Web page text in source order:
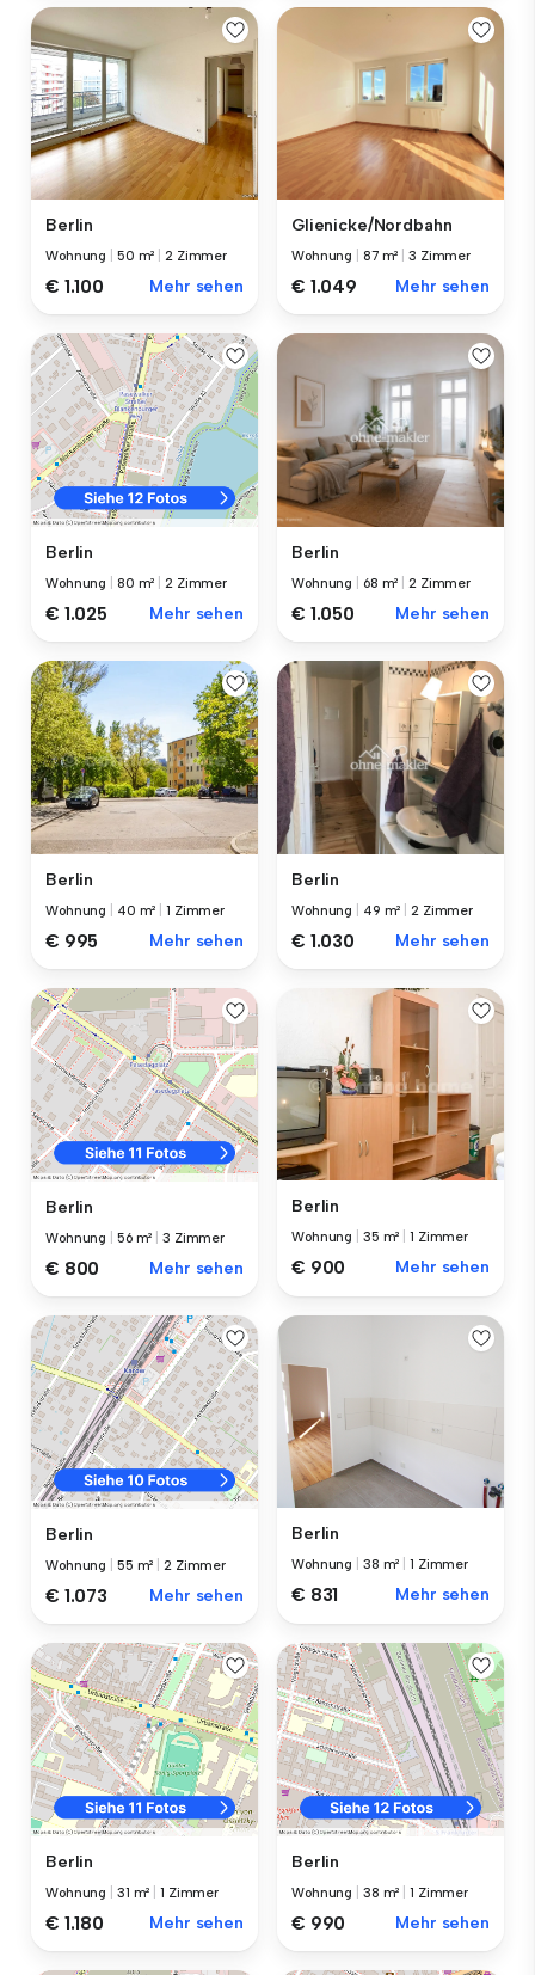
Berlin
Wohnung 50 m² |2 Zimmer
€ 1.100 Mehr sehen
Glienicke/Nordbahn
Wohnung 87 m² |3 Zimmer
€ 1.049 Mehr sehen
Berlin
Wohnung 80 m² |2 Zimmer
€ 1.025 Mehr sehen
Berlin
Wohnung 68 m² |2 Zimmer
€ 1.050 Mehr sehen
Berlin
Wohnung 40 m² |1 Zimmer
€ 995 Mehr sehen
Berlin
Wohnung 49 m² |2 Zimmer
€ 1.030 Mehr sehen
Berlin
Wohnung 56 m² |3 Zimmer
€ 800 Mehr sehen
Berlin
Wohnung 35 m² |1 Zimmer
€ 900 Mehr sehen
Berlin
Wohnung 55 m² |2 Zimmer
€ 1.073 Mehr sehen
Berlin
Wohnung 38 m² |1 Zimmer
€ 831 Mehr sehen
Berlin
Wohnung 31 m² |1 Zimmer
€ 1.180 Mehr sehen
Berlin
Wohnung 38 m² |1 Zimmer
€ 990 Mehr sehen